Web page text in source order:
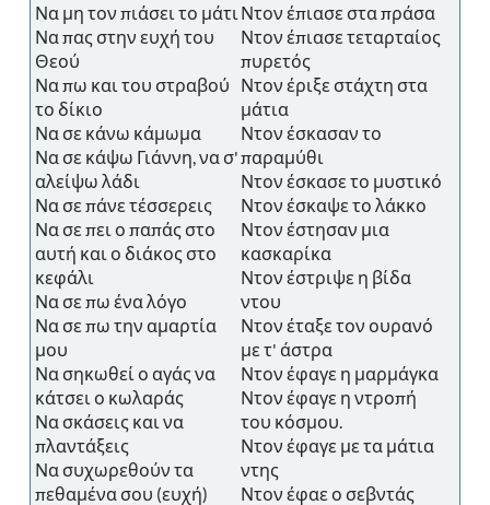
Να μη τον πιάσει το μάτι
Να πας στην ευχή του
Θεού
Να πω και του στραβού
το δίκιο
Να σε κάνω κάμωμα
Να σε κάψω Γιάννη, να σ'
αλείψω λάδι
Να σε πάνε τέσσερεις
Να σε πει ο παπάς στο
αυτή και ο διάκος στο
κεφάλι
Να σε πω ένα λόγο
Να σε πω την αμαρτία
μου
Να σηκωθεί ο αγάς να
κάτσει ο κωλαράς
Να σκάσεις και να
πλαντάξεις
Να συχωρεθούν τα
πεθαμένα σου (ευχή)
Ντον έπιασε στα πράσα
Ντον έπιασε τεταρταίος
πυρετός
Ντον έριξε στάχτη στα
μάτια
Ντον έσκασαν το
παραμύθι
Ντον έσκασε το μυστικό
Ντον έσκαψε το λάκκο
Ντον έστησαν μια
κασκαρίκα
Ντον έστριψε η βίδα
ντου
Ντον έταξε τον ουρανό
με τ' άστρα
Ντον έφαγε η μαρμάγκα
Ντον έφαγε η ντροπή
του κόσμου.
Ντον έφαγε με τα μάτια
ντης
Ντον έφαε ο σεβντάς